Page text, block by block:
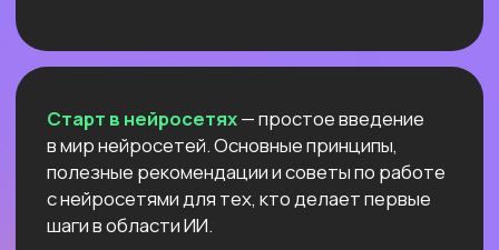
Старт в нейросетях— простое введение
в мир нейросетей. Основные принципы,
полезные рекомендации и советы по работе
с нейросетями для тех, кто делает первые
шаги в области ИИ.
Нейросети для разработки и IT